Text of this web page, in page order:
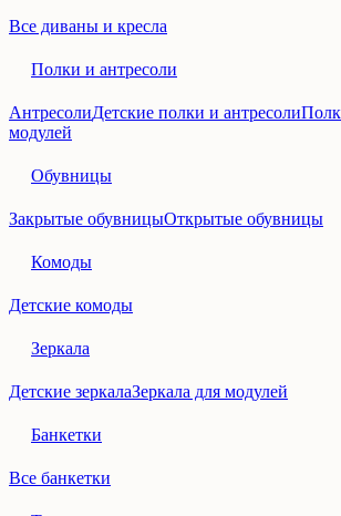
Все диваны и кресла
Полки и антресоли
АнтресолиДетские полки и антресоли
модулей
Обувницы
Закрытые обувницыОткрытые обувницы
Комоды
Детские комоды
Зеркала
Детские зеркалаЗеркала для модулей
Банкетки
Все банкетки